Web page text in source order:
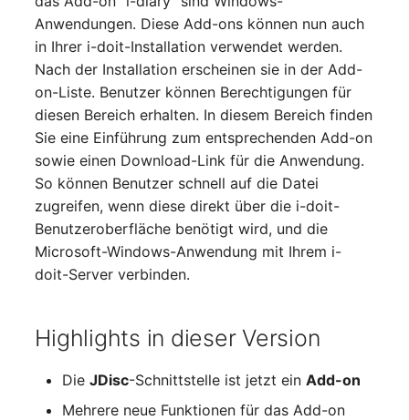
Formfaktor
Freigabe
Freigabenzugriff
Gastsysteme
Gerät
Grafikkarte
Handbuchzuweisung
Hostadapter (HBA)
Netzersatzanlage
Notfallplan
Objektgruppe
Organisation
Patchfeld
Personen
Raum
Anwendungen. Diese Add-ons können nun auch
in Ihrer i-doit-Installation verwendet werden.
Nach der Installation erscheinen sie in der Add-
on-Liste. Benutzer können Berechtigungen für
diesen Bereich erhalten. In diesem Bereich finden
Sie eine Einführung zum entsprechenden Add-on
sowie einen Download-Link für die Anwendung.
So können Benutzer schnell auf die Datei
zugreifen, wenn diese direkt über die i-doit-
Benutzeroberfläche benötigt wird, und die
Microsoft-Windows-Anwendung mit Ihrem i-
doit-Server verbinden.
Highlights in dieser Version
DieJDisc-Schnittstelle ist jetzt einAdd-on
Mehrere neue Funktionen für das Add-on